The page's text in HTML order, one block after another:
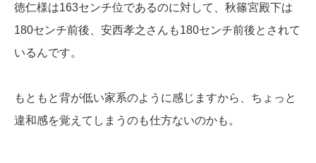
徳仁様は163センチ位であるのに対して、秋篠宮殿下は
180センチ前後、安西孝之さんも180センチ前後とされて
いるんです。
もともと背が低い家系のように感じますから、ちょっと
違和感を覚えてしまうのも仕方ないのかも。